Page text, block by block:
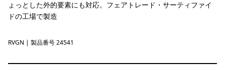
ょっとした外的要素にも対応。フェアトレード・サーティファイ
ドの工場で製造
River Rock Green
RVGN | 製品番号 24541